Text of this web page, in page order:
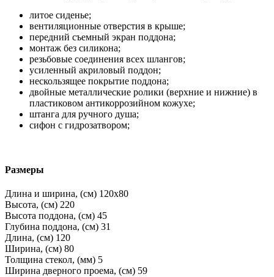
литое сиденье;
вентиляционные отверстия в крыше;
передний съемный экран поддона;
монтаж без силикона;
резьбовые соединения всех шлангов;
усиленный акриловый поддон;
нескользящее покрытие поддона;
двойные металлические ролики (верхние и нижние) в
пластиковом антикоррозийном кожухе;
штанга для ручного душа;
сифон с гидрозатвором;
Размеры
Длина и ширина, (см) 120x80
Высота, (см) 220
Высота поддона, (см) 45
Глубина поддона, (см) 31
Длина, (см) 120
Ширина, (см) 80
Толщина стекол, (мм) 5
Ширина дверного проема, (см) 59